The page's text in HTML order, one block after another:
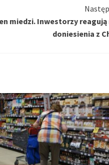
miedzi. Inwestorzy reagują
doniesienia z